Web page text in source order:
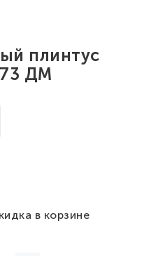
плинтус
73 ДМ
в корзине